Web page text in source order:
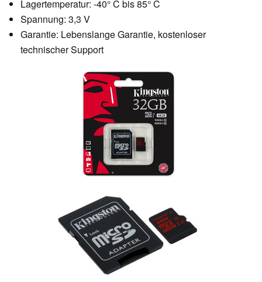
Lagertemperatur: -40° C bis 85° C
Spannung: 3,3 V
Garantie: Lebenslange Garantie, kostenloser
technischer Support